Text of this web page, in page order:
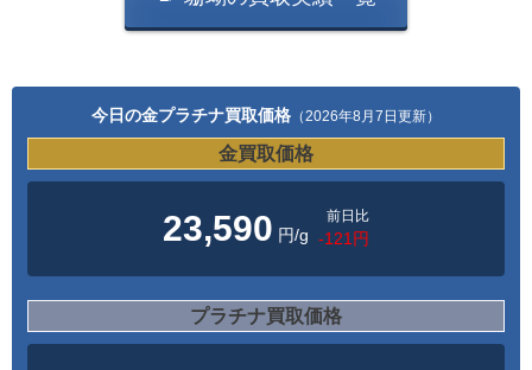
今日の金プラチナ買取価格 （2026年8月7日更新）
金買取価格
23,590 円/g
前日比
-121円
プラチナ買取価格